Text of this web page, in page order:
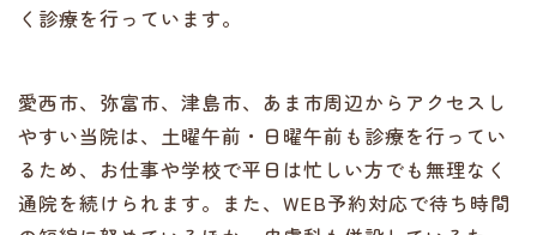
く診療を行っています。
愛西市、弥富市、津島市、あま市周辺からアクセスし
やすい当院は、土曜午前・日曜午前も診療を行ってい
るため、お仕事や学校で平日は忙しい方でも無理なく
通院を続けられます。また、WEB予約対応で待ち時間